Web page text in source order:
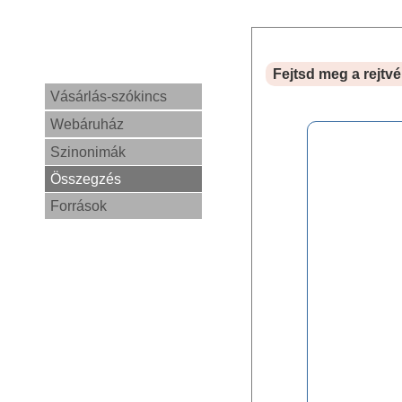
Vásárlás-szókincs
Webáruház
Szinonimák
Összegzés
Források
Fejtsd meg a